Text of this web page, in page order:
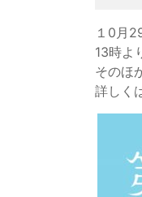
１0月
13時よ
そのほ
詳しく